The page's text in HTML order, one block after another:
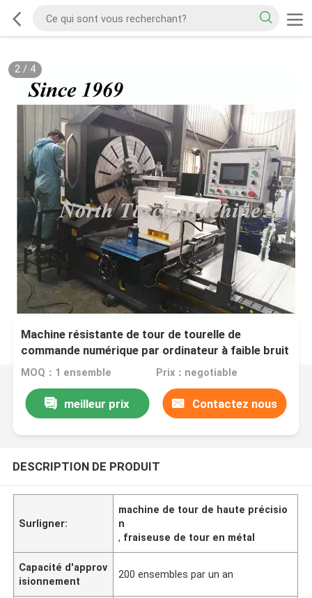
2/ 4
Machine résistante de tour de tourelle de
commande numérique par ordinateur à faible bruit
pour le trou intérieur de propulseur
MOQ：1 ensemble Prix：negotiable
meilleur prix Contactez nous
DESCRIPTION DE PRODUIT
Surligner:
machine de tour de haute précisio
n
, fraiseuse de tour en métal
Capacité d'approv
isionnement
200 ensembles par un an